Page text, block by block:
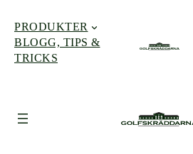
PRODUKTER
BLOGG, TIPS &
TRICKS
BLOGG, TIPS